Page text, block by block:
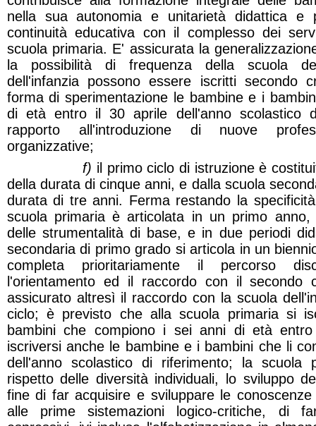
nella sua autonomia e unitarietà didattica e
continuità educativa con il complesso dei
scuola primaria. E' assicurata la
la possibilità di frequenza della scuola
dell'infanzia possono essere iscritti secondo
forma di sperimentazione le bambine e i
di età entro il 30 aprile dell'anno scolastico
rapporto all'introduzione di nuove
organizzative;
f) il primo ciclo di istruzione è
della durata di cinque anni, e dalla scuola
durata di tre anni. Ferma restando la
scuola primaria è articolata in un primo anno,
delle strumentalità di base, e in due periodi
secondaria di primo grado si articola in un
completa prioritariamente il percorso
l'orientamento ed il raccordo con il secondo
assicurato altresì il raccordo con la scuola
ciclo; è previsto che alla scuola primaria si
bambini che compiono i sei anni di età
iscriversi anche le bambine e i bambini che li
dell'anno scolastico di riferimento; la scuola
rispetto delle diversità individuali, lo sviluppo
fine di far acquisire e sviluppare le
alle prime sistemazioni logico-critiche, di